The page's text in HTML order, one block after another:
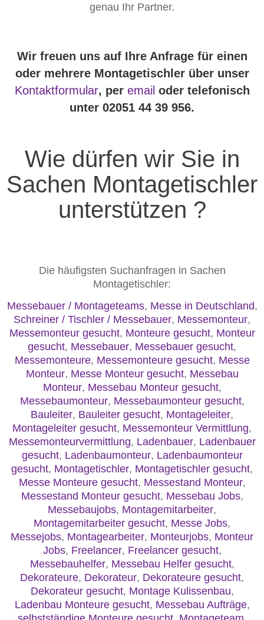
genau Ihr Partner.
Wir freuen uns auf Ihre Anfrage für einen
oder mehrere Montagetischler über unser
Kontaktformular, per emailoder telefonisch
unter 02051 44 39 956.
Wie dürfen wir Sie in
Sachen Montagetischler
unterstützen ?
Die häufigsten Suchanfragen in Sachen
Montagetischler:
Messebauer / Montageteams, Messe in Deutschland,
Schreiner / Tischler / Messebauer, Messemonteur,
Messemonteur gesucht, Monteure gesucht, Monteur
gesucht, Messebauer, Messebauer gesucht,
Messemonteure, Messemonteure gesucht, Messe
Monteur, Messe Monteur gesucht, Messebau
Monteur, Messebau Monteur gesucht,
Messebaumonteur, Messebaumonteur gesucht,
Bauleiter, Bauleiter gesucht, Montageleiter,
Montageleiter gesucht, Messemonteur Vermittlung,
Messemonteurvermittlung, Ladenbauer, Ladenbauer
gesucht, Ladenbaumonteur, Ladenbaumonteur
gesucht, Montagetischler, Montagetischler gesucht,
Messe Monteure gesucht, Messestand Monteur,
Messestand Monteur gesucht, Messebau Jobs,
Messebaujobs, Montagemitarbeiter,
Montagemitarbeiter gesucht, Messe Jobs,
Messejobs, Montagearbeiter, Monteurjobs, Monteur
Jobs, Freelancer, Freelancer gesucht,
Messebauhelfer, Messebau Helfer gesucht,
Dekorateure, Dekorateur, Dekorateure gesucht,
Dekorateur gesucht, Montage Kulissenbau,
Ladenbau Monteure gesucht, Messebau Aufträge,